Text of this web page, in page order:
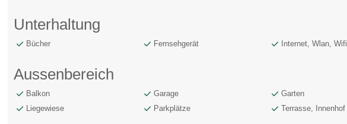
Unterhaltung
Bücher Fernsehgerät Internet, Wlan, Wifi
Aussenbereich
Balkon Garage Garten
Liegewiese
Parkplätze Terrasse, Innenhof